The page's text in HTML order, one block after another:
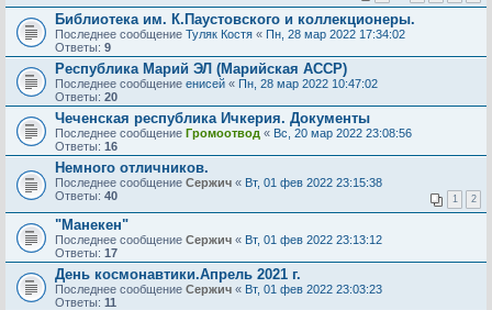
Библиотека им. К.Паустовского и коллекционеры.
Последнее сообщение Туляк Костя « Пн, 28 мар 2022 17:34:02
Ответы: 9
Республика Марий ЭЛ (Марийская АССР)
Последнее сообщение енисей « Пн, 28 мар 2022 10:47:02
Ответы: 20
Чеченская республика Ичкерия. Документы
Последнее сообщение Громоотвод « Вс, 20 мар 2022 23:08:56
Ответы: 16
Немного отличников.
Последнее сообщение Сержич « Вт, 01 фев 2022 23:15:38
Ответы: 40 1 2
"Манекен"
Последнее сообщение Сержич « Вт, 01 фев 2022 23:13:12
Ответы: 17
День космонавтики.Апрель 2021 г.
Последнее сообщение Сержич « Вт, 01 фев 2022 23:03:23
Ответы: 11